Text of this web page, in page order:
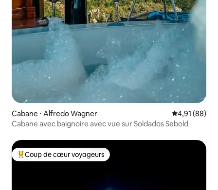
Cabane ⋅ Alfredo Wagner Évaluation
4,91 (88)
Cabane avec baignoire avec vue sur Soldados Sebold
Coups de cœur voyageurs les plus appréciés
Coup de cœur voyageurs